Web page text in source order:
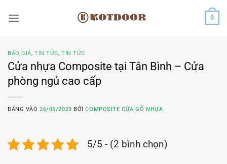
qua
0
BÁO GIÁ,TIN TỨC,TIN TỨC
Cửa nhựa Composite tại Tân Bình – Cửa
phòng ngủ cao cấp
ĐĂNG VÀO26/05/2023 BỞICOMPOSITE CỬA GỖ NHỰA
5/5 - (2 bình chọn)